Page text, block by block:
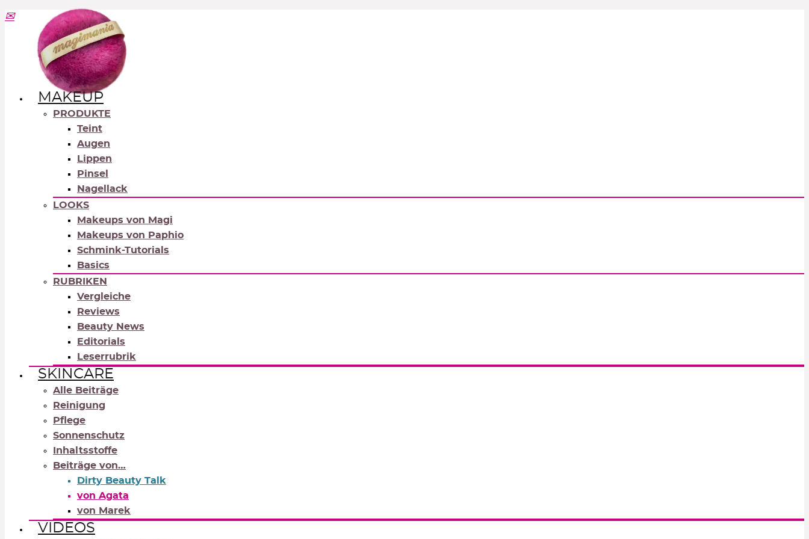
MAKEUP
PRODUKTE
Teint
Augen
Lippen
Pinsel
Nagellack
LOOKS
Makeups von Magi
Makeups von Paphio
Schmink-Tutorials
Basics
RUBRIKEN
Vergleiche
Reviews
Beauty News
Editorials
Leserrubrik
SKINCARE
Alle Beiträge
Reinigung
Pflege
Sonnenschutz
Inhaltsstoffe
Beiträge von…
Dirty Beauty Talk
von Agata
von Marek
VIDEOS